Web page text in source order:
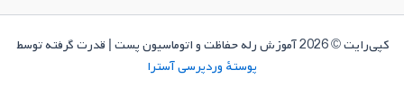
کپی‌رایت © 2026 آموزش رله حفاظت و اتوماسیون پست | قدرت گرفته توسط
پوستهٔ وردپرسی آسترا